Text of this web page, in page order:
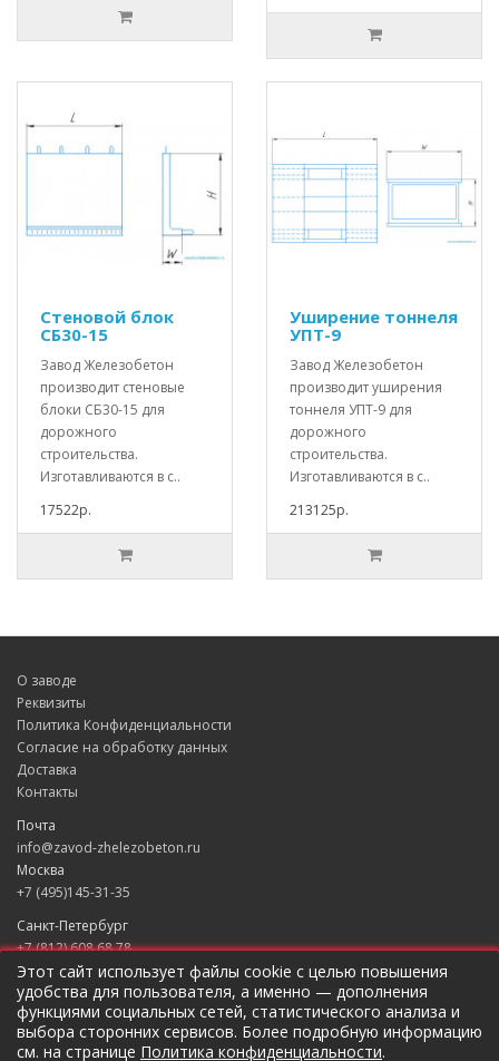
Стеновой блок
СБ30-15
Завод Железобетон
производит стеновые
блоки СБ30-15 для
дорожного
строительства.
Изготавливаются в с..
17522р.
Уширение тоннеля
УПТ-9
Завод Железобетон
производит уширения
тоннеля УПТ-9 для
дорожного
строительства.
Изготавливаются в с..
213125р.
О заводе
Реквизиты
Политика Конфиденциальности
Согласие на обработку данных
Доставка
Контакты
Почта
info@zavod-zhelezobeton.ru
Москва
+7 (495)145-31-35
Санкт-Петербург
+7 (812) 608 68 78
Екатеринбург
+7 (343) 235 49 31
Краснодар
+7 (861) 205 79 37
Этот сайт использует файлы cookie с целью повышения
удобства для пользователя, а именно — дополнения
функциями социальных сетей, статистического анализа и
выбора сторонних сервисов. Более подробную информацию
см. на странице Политика конфиденциальности.